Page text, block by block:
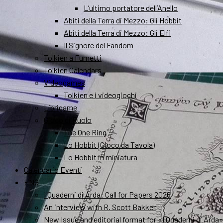
L’ultimo portatore dell’Anello
Abiti della Terra di Mezzo: Gli Hobbit
Abiti della Terra di Mezzo: Gli Elfi
Il Signore del Fandom
Tolkien a Fumetti
Tolkien Calendars
Videogames
Tolkien e i videogiochi
Librigame
Gioco di Ruolo
The One Ring
Lo Hobbit (Gioco da Tavola)
Lo Hobbit in miniatura
Calendario Eventi
ENG
I Quaderni di Arda: Call for Papers 2026
An interview with R. Scott Bakker
New Issue and editorial format for «I Quaderni di Arda»